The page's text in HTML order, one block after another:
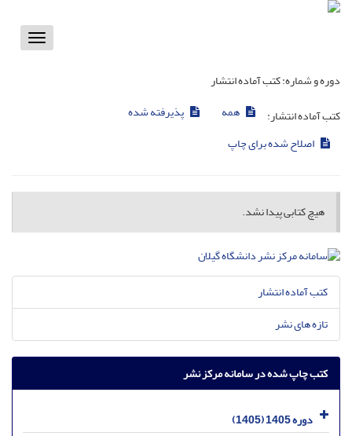
Toggle
دوره و شماره:کتب آماده انتشار
کتب آماده انتشار:
همه
پذیرفته شده
اصلاح شده برای چاپ
هیچ کتابی پیدا نشد.
کتب آماده انتشار
تازه های نشر
کتب چاپ شده در سامانه مرکز نشر
دوره 1405 (1405)